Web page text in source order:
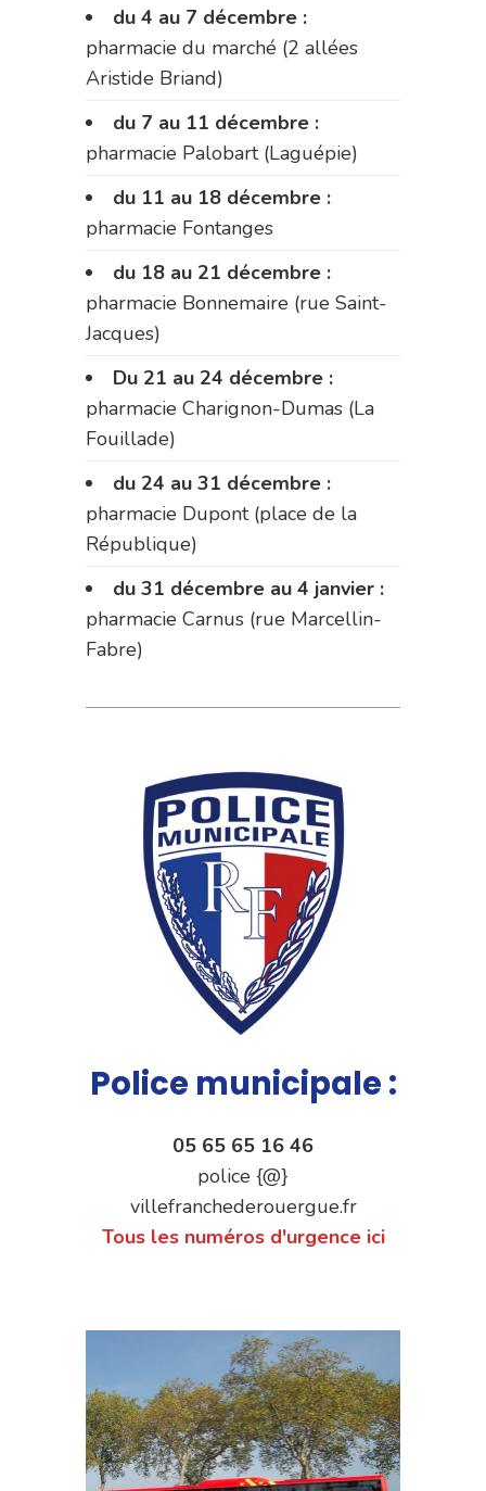
du 4 au 7 décembre :
pharmacie du marché (2 allées
Aristide Briand)
du 7 au 11 décembre :
pharmacie Palobart (Laguépie)
du 11 au 18 décembre :
pharmacie Fontanges
du 18 au 21 décembre :
pharmacie Bonnemaire (rue Saint-
Jacques)
Du 21 au 24 décembre :
pharmacie Charignon-Dumas (La
Fouillade)
du 24 au 31 décembre :
pharmacie Dupont (place de la
République)
du 31 décembre au 4 janvier :
pharmacie Carnus (rue Marcellin-
Fabre)
Police municipale :
05 65 65 16 46
police {@}
villefranchederouergue.fr
Tous les numéros d'urgence ici